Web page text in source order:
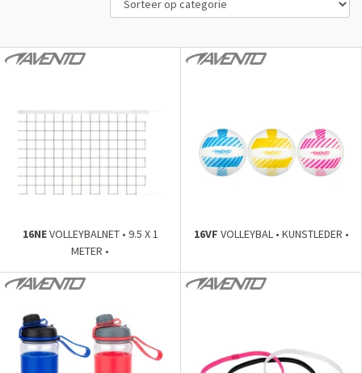
16NEVOLLEYBALNET • 9.5 X 1
METER •
16VF VOLLEYBAL • KUNSTLEDER •